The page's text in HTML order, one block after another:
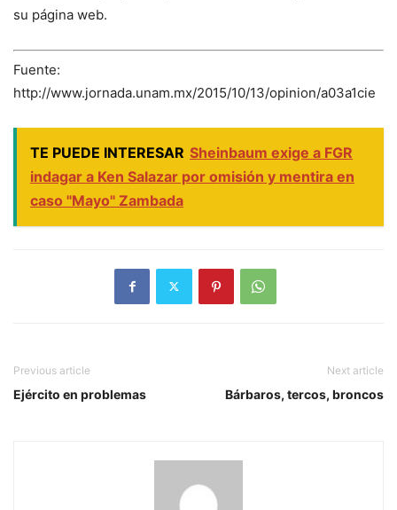
su página web.
Fuente:
http://www.jornada.unam.mx/2015/10/13/opinion/a03a1cie
TE PUEDE INTERESAR Sheinbaum exige a FGR
indagar a Ken Salazar por omisión y mentira en
caso "Mayo" Zambada
Previous article
Ejército en problemas
Next article
Bárbaros, tercos, broncos